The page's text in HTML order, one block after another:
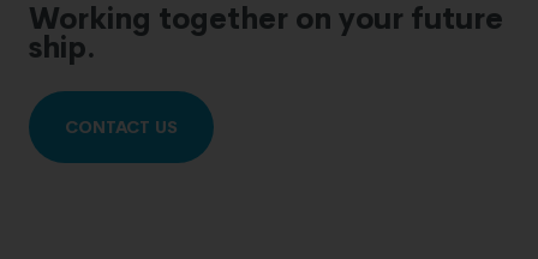
Working together on your future
ship.
CONTACT US